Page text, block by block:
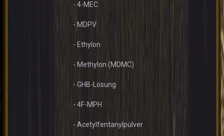
- 4-MEC
- MDPV
- Ethylon
- Methylon (MDMC)
- GHB-Lösung
- 4F-MPH
- Acetylfentanylpulver